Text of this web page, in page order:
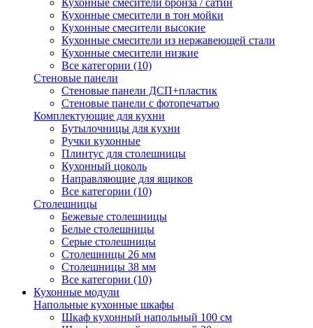
Кухонные смесители бронза / сатин
Кухонные смесители в тон мойки
Кухонные смесители высокие
Кухонные смесители из нержавеющей стали
Кухонные смесители низкие
Все категории (10)
Стеновые панели
Стеновые панели ДСП+пластик
Стеновые панели с фотопечатью
Комплектующие для кухни
Бутылочницы для кухни
Ручки кухонные
Плинтус для столешницы
Кухонный цоколь
Направляющие для ящиков
Все категории (10)
Столешницы
Бежевые столешницы
Белые столешницы
Серые столешницы
Столешницы 26 мм
Столешницы 38 мм
Все категории (10)
Кухонные модули
Напольные кухонные шкафы
Шкаф кухонный напольный 100 см